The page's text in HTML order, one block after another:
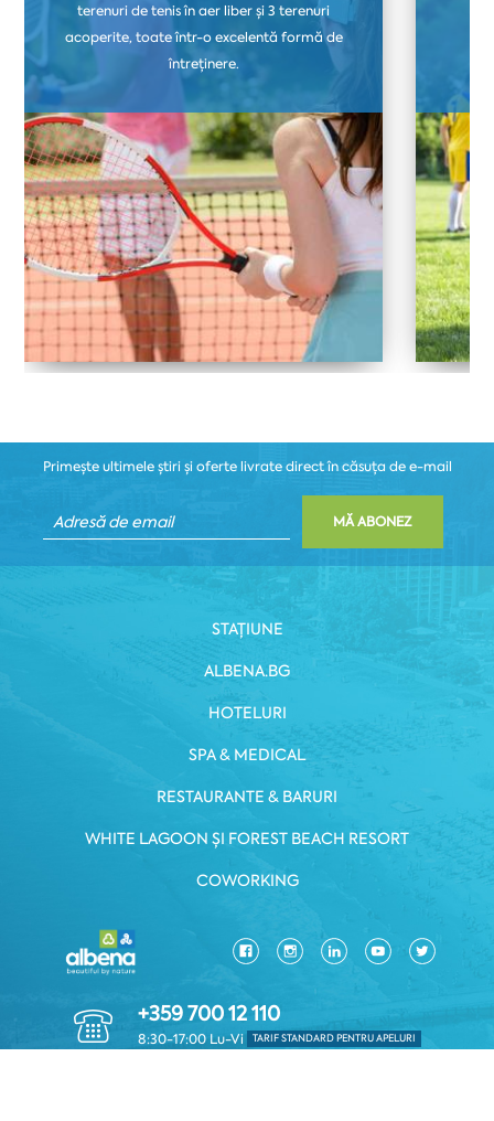
terenuri de tenis în aer liber și 3 terenuri
acoperite, toate într-o excelentă formă de
întreținere.
Primește ultimele știri și oferte livrate direct în căsuța de e-mail
MĂ ABONEZ
STAȚIUNE
ALBENA.BG
HOTELURI
SPA & MEDICAL
RESTAURANTE & BARURI
WHITE LAGOON ȘI FOREST BEACH RESORT
COWORKING
+359 700 12 110
8:30-17:00 Lu-Vi TARIF STANDARD PENTRU APELURI